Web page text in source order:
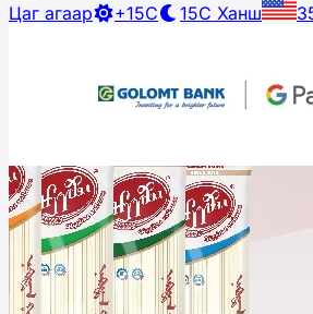
Цаг агаар +15C 15C Ханш